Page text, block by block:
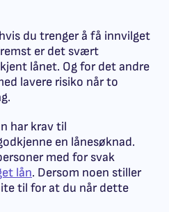
du trenger å få innvilget
er det svært
lånet. Og for det andre
lavere risiko når to
har krav til
en lånesøknad.
med for svak
lån. Dersom noen stiller
til for at du når dette